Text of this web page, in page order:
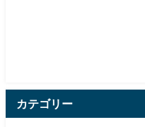
カテゴリー